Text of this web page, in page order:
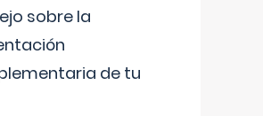
sobre la
de tu